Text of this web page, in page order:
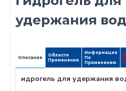
Описание
Области
Применения
Информация
По
Применению
идрогель для удержания
удержания